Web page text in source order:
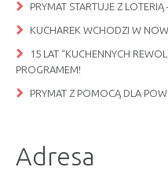
PRYMAT STARTUJE Z
KUCHAREK WCHODZI W
15 LAT “KUCHENNYCH
PROGRAMEM!
PRYMAT Z POMOCĄ DLA
Adresa